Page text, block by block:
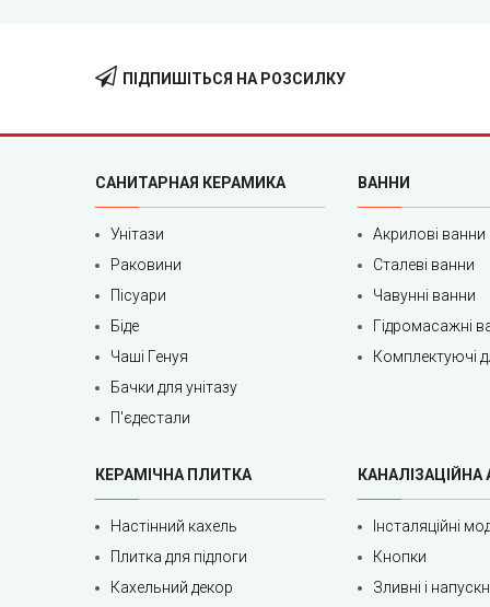
ПІДПИШІТЬСЯ НА РОЗСИЛКУ
САНИТАРНАЯ КЕРАМИКА
Унітази
Раковини
Пісуари
Біде
Чаші Генуя
Бачки для унітазу
П'єдестали
ВАННИ
Акрилові ванни
Сталеві ванни
Чавунні ванни
Гідромасажні
Комплектуючі
КЕРАМІЧНА ПЛИТКА
Настінний кахель
Плитка для підлоги
Кахельний декор
Інсталяційні
Кнопки
Зливні і